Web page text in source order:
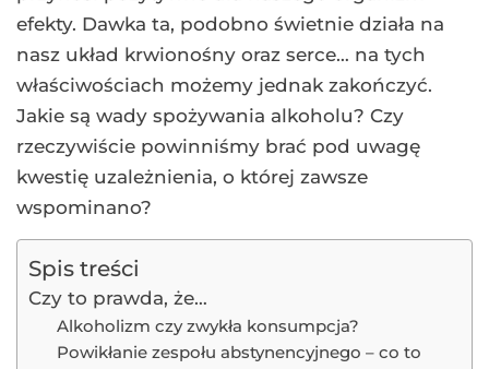
efekty. Dawka ta, podobno świetnie działa na
nasz układ krwionośny oraz serce… na tych
właściwościach możemy jednak zakończyć.
Jakie są wady spożywania alkoholu? Czy
rzeczywiście powinniśmy brać pod uwagę
kwestię uzależnienia, o której zawsze
wspominano?
Spis treści
Czy to prawda, że…
Alkoholizm czy zwykła konsumpcja?
Powikłanie zespołu abstynencyjnego – co to